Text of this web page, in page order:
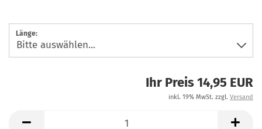
Länge:
Ihr Preis 14,95 EUR
inkl. 19% MwSt. zzgl. Versand